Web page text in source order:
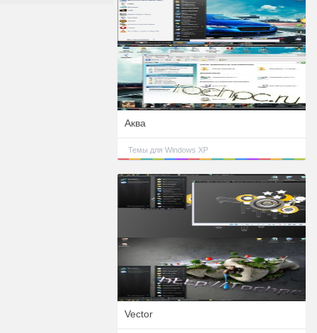
Аква
Темы для Windows XP
Vector